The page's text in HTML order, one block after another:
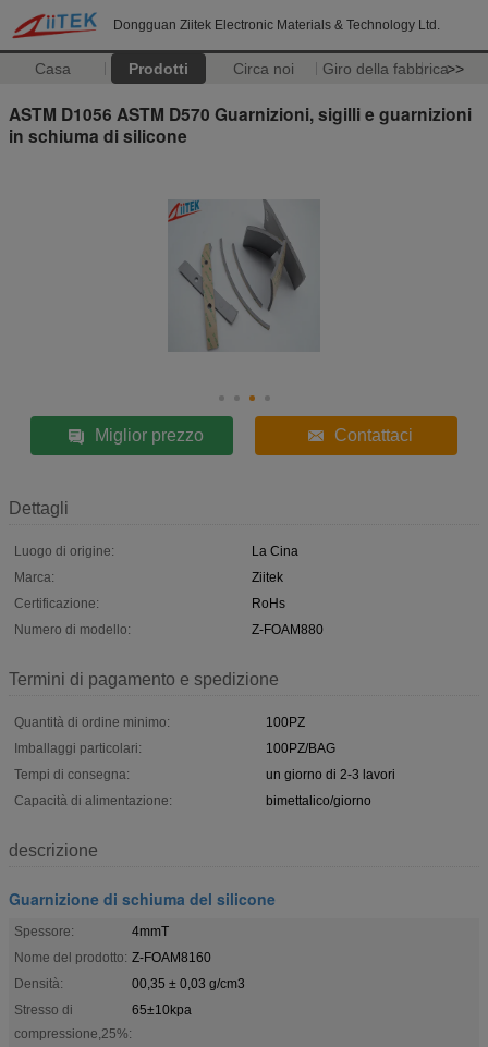
Dongguan Ziitek Electronic Materials & Technology Ltd.
Casa Prodotti Circa noi Giro della fabbrica>>
ASTM D1056 ASTM D570 Guarnizioni, sigilli e guarnizioni
in schiuma di silicone
Miglior prezzo Contattaci
Dettagli
Luogo di origine:
La Cina
Marca:
Ziitek
Certificazione:
RoHs
Numero di modello:
Z-FOAM880
Termini di pagamento e spedizione
Quantità di ordine minimo:
100PZ
Imballaggi particolari:
100PZ/BAG
Tempi di consegna:
un giorno di 2-3 lavori
Capacità di alimentazione:
bimettalico/giorno
descrizione
Guarnizione di schiuma del silicone
Spessore:
4mmT
Nome del prodotto: Z-FOAM8160
Densità:
00,35 ± 0,03 g/cm3
Stresso di
compressione,25%:
65±10kpa